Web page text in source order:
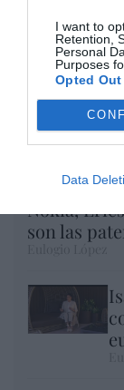
I want to
Retention,
Personal
Purposes
Opted Out
Data
Nokia,
son las